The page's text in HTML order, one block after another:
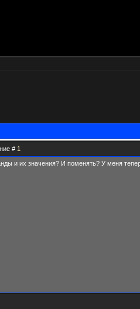
# 1
и их значения? И поменять? У меня